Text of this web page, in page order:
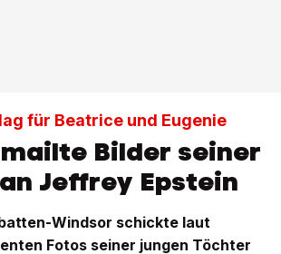
für Beatrice und Eugenie
Bilder seiner
Jeffrey Epstein
Windsor schickte laut
Fotos seiner jungen Töchter